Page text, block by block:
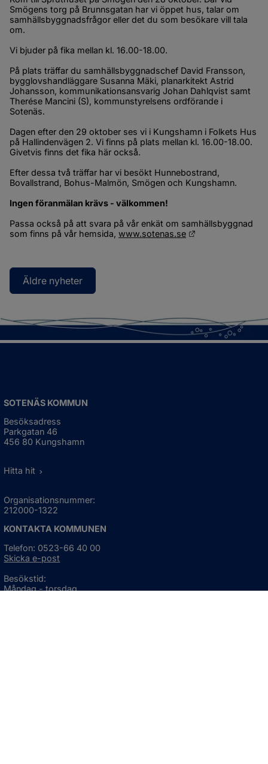
Smögens torg på Brunnsgatan har vi öppet hus, talar om
samhällsbyggnadsfrågor eller det du som besökare vill tala
om.
Vi bjuder på fika mellan kl. 16.00-18.00.
På plats träffar du samhällsbyggnadschef David Fransson,
bygglovshandläggare Susanna Mäki, planarkitekt Astrid
Johansson, kommunikationsansvarig Johan Dahlqvist samt
Therése Mancini (S), kommunstyrelsens ordförande i
Sotenäs.
Dagen efter den 29 oktober ses vi i Kungshamn i Folkets Hus
på Hallindenvägen 2. Vi finns på plats mellan kl. 16.00-18.00.
Givetvis finns det fika här också.
Efter dessa två träffar har vi besökt Hunnebostrand,
Bovallstrand, Bohus-Malmön, Smögen och Kungshamn.
Ingen föranmälan krävs - välkommen!
Passa också på att svara på vår enkät om samhällsbyggnad
som finns på vår hemsida, www.sotenas.se
Äldre nyheter
SOTENÄS KOMMUN
Besöksadress
Parkgatan 46
456 80 Kungshamn
Hitta hit
Organisationsnummer:
212000-1322
KONTAKTA KOMMUNEN
Telefon: 0523-66 40 00
Skicka e-post
Besökstid:
Måndag - torsdag